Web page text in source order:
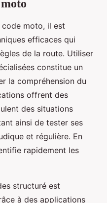
code moto, il est
efficaces qui
de la route. Utiliser
constitue un
la compréhension du
offrent des
des situations
ainsi de tester ses
et régulière. En
rapidement les
structuré est
à des applications